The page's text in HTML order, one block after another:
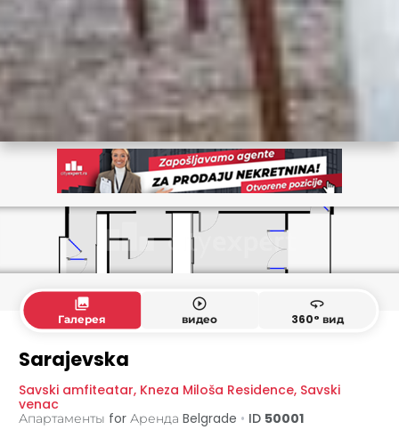
collections
Галерея
play_circle_outline
видео
360
360° вид
Sarajevska
Savski amfiteatar, Kneza Miloša Residence, Savski
venac
Апартаменты for Аренда Belgrade • ID 50001